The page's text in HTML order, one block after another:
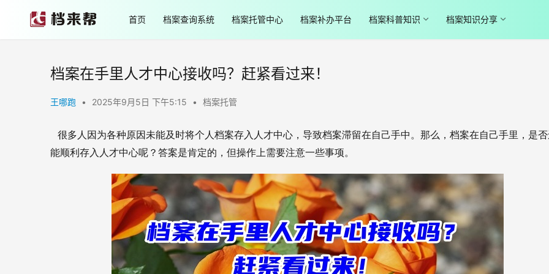
首页 档案查询系统 档案托管中心 档案补办平台 档案科普知识 档案知识分享
档案在手里人才中心接收吗？赶紧看过来！
王哪跑 • 2025年9月5日 下午5:15 • 档案托管
很多人因为各种原因未能及时将个人档案存入人才中心，导致档案滞留在自己手中。那么，档案在自己手里，是
能顺利存入人才中心呢？答案是肯定的，但操作上需要注意一些事项。